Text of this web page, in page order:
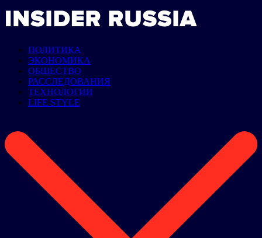
ПОЛИТИКА
ЭКОНОМИКА
ОБЩЕСТВО
РАССЛЕДОВАНИЯ
ТЕХНОЛОГИИ
LIFE STYLE